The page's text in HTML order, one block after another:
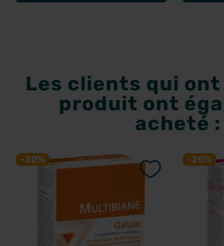
Les clients qui
produit ont
acheté :
-20% -20%